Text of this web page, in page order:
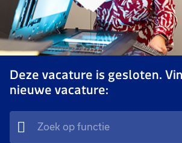
Deze vacature is gesloten.
nieuwe vacature: